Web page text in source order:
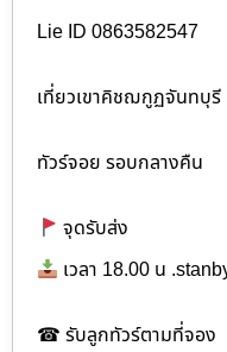
Lie ID 0863582547
เที่ยวเขาคิชฌกูฏจันทบุรี
ทัวร์จอย รอบกลางคืน
จุดรับส่ง
เวลา 18.00 น
☎ รับลูกทัวร์ตามที่จอง